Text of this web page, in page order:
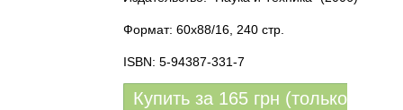
Формат: 60x88/16, 240 стр.
ISBN: 5-94387-331-7
Купить за 165 грн (только